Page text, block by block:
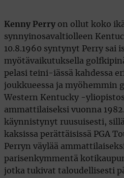
Kenny Perry on ollut koko
synnyinosavaltiolleen
10.8.1960 syntynyt Perry sai
myötävaikutuksella
pelasi teini-iässä kahdessa
joukkueessa ja myöhemmin
Western Kentucky -
ammattilaiseksi vuonna
käynnistynyt ruusuisesti,
kaksissa perättäisissä PGA
Perryn väylää
parisenkymmentä
jotka tukivat taloudellisesti